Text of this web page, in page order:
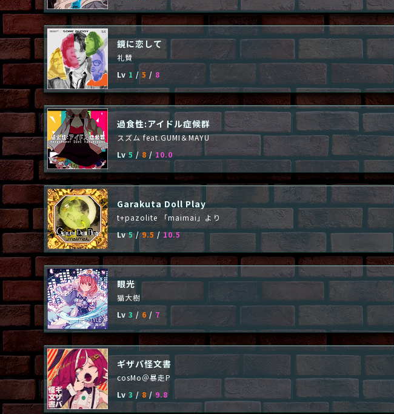
鏡に恋して
礼賛
Lv 1 / 5 / 8
過食性:アイドル症候群
スズム feat.GUMI＆MAYU
Lv5/8/10.0
Garakuta Doll Play
t+pazolite 「maimai」より
Lv5/9.5/10.5
眼光
猫大樹
Lv 3 / 6 / 7
ギザバ怪文書
cosMo＠暴走P
Lv 3 / 8 / 9.8